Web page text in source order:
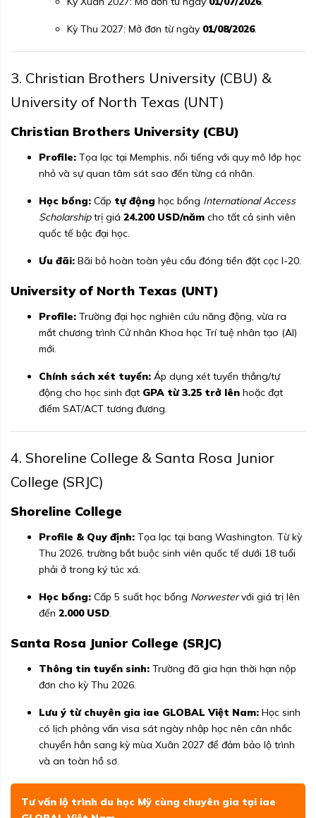
Kỳ Thu 2027: Mở đơn từ ngày 01/08/2026.
3. Christian Brothers University (CBU) &
University of North Texas (UNT)
Christian Brothers University (CBU)
Profile: Tọa lạc tại Memphis, nổi tiếng với quy mô lớp học
nhỏ và sự quan tâm sát sao đến từng cá nhân.
Học bổng: Cấp tự động học bổng International Access
Scholarshiptrị giá 24.200 USD/năm cho tất cả sinh viên
quốc tế bậc đại học.
Ưu đãi: Bãi bỏ hoàn toàn yêu cầu đóng tiền đặt cọc I-20.
University of North Texas (UNT)
Profile: Trường đại học nghiên cứu năng động, vừa ra
mắt chương trình Cử nhân Khoa học Trí tuệ nhân tạo (AI)
mới.
Chính sách xét tuyển: Áp dụng xét tuyển thẳng/tự
động cho học sinh đạt GPA từ 3.25 trở lên hoặc đạt
điểm SAT/ACT tương đương.
4. Shoreline College & Santa Rosa Junior
College (SRJC)
Shoreline College
Profile & Quy định: Tọa lạc tại bang Washington. Từ kỳ
Thu 2026, trường bắt buộc sinh viên quốc tế dưới 18 tuổi
phải ở trong ký túc xá.
Học bổng: Cấp 5 suất học bổng Norwestervới giá trị lên
đến 2.000 USD.
Santa Rosa Junior College (SRJC)
Thông tin tuyển sinh: Trường đã gia hạn thời hạn nộp
đơn cho kỳ Thu 2026.
Lưu ý từ chuyên gia iae GLOBAL Việt Nam: Học sinh
có lịch phỏng vấn visa sát ngày nhập học nên cân nhắc
chuyển hẳn sang kỳ mùa Xuân 2027 để đảm bảo lộ trình
và an toàn hồ sơ.
Tư vấn lộ trình du học Mỹ cùng chuyên gia tại iae